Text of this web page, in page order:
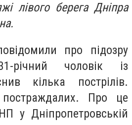
лівого берега Дніпра
про підозру
річний чоловік із
кілька пострілів.
Про це
у Дніпропетровській